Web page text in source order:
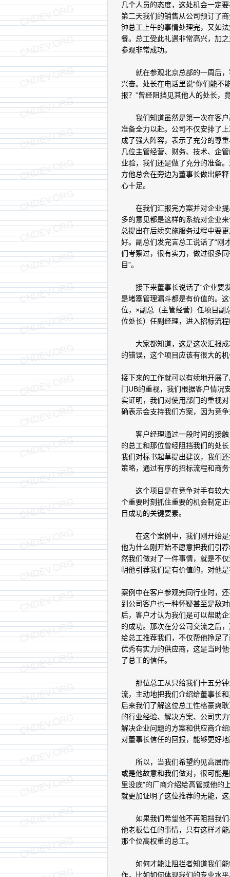
几个人员的态度，这处机会一定
第二天我们的销售从公司预订了
钟总工上午的事情处理完，又如
餐。总工受此礼遇非常高兴，加
参观非常成功。
就在参观北京总部的一周后，
兴奋。处长在电话里说“你们能不
报？”曾经阻挡见其他人的处长，
我们知道虽然是第一次在客户
准备全力以赴。公司不仅安排了
成了强大阵容，表示了充分的尊
几位主管经营、财务、技术、企
业验，我们还是做了充分的准备
方他总会在旁边为董事长做出解
心十足。
在我们汇报完方案并对企业提
多的意见都是这样的系统对企业
总提出在后续实施服务过程中要
好。副总们发完言总工说话了“刚
们考察过，很有实力，做过很多
目”。
接下来董事长说话了“企业要发
是堵塞管理漏斗都是有价值的。
位，×副总（主管经营）任项目副
位处长）任副经理，进入招标流程
大家都知道，这是这次汇报成
的错误，这个项目应该有很大的
接下来的工作就可以有续地开展
门UB的重视，我们根据客户情况
实证明，我们对使用部门的重视
确表示会支持我们方案，因为竞
客户经理通过一段时间的接触
的总工和那位曾经阻挡我们的处
我们对标书起草提出建议，我们
策略，通过有序的招标流程和商
这个项目是在竞争对手有较大
个重要时刻抓住重要的机会制定
目成功的关键要素。
在这个案例中，我们刚开始是
他为什么刚开始不愿意把我们引
然我们做对了一件事情，就是不
明他引荐我们是有价值的，对他
案例中在客户参观完同行业时，
到公司客户也一种怀疑甚至是敌
后，客户才认为我们是可以帮助
的成功。那次在分公司交流之后
给总工推荐我们，不仅帮他挣足
优秀有实力的供应商，这是当时
了总工的信任。
那位总工从只给我们十五分钟
流，主动地把我们介绍给董事长
后来我们了解这位总工性格豪爽
的行业经验、解决方案、公司实
解决企业问题的方案和供应商介
对董事长信任的回报，能够更好
所以，当我们希望约见高层而
或是他故意和我们做对，很可能
里没底”的厂商介绍给高管或他的
就更加证明了这位推荐的无能，
如果我们希望他不再阻挡我们
他老板信任的事情，只有这样才
那个位高权重的总工。
如何才能让阻拦者知道我们能
作，比如如何体现我们的专业水